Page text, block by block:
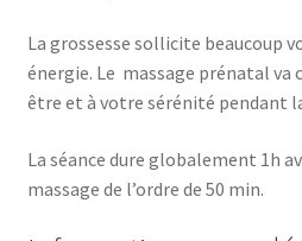
La grossesse sollicite beaucoup
énergie. Le massage prénatal
être et à votre sérénité pendant
La séance dure globalement 1h
massage de l’ordre de 50 min.